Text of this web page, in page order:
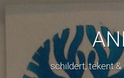
schildert, tekent &